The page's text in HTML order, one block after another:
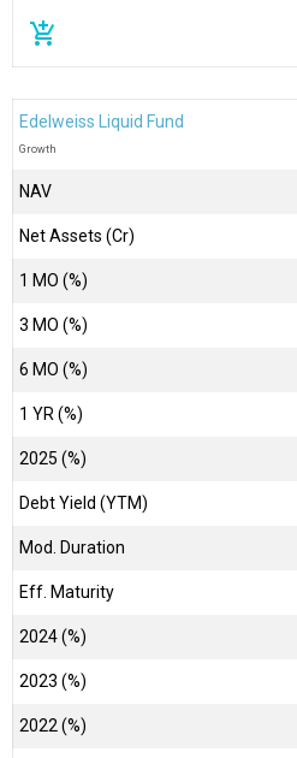
add_shopping_cart
Edelweiss Liquid Fund
Growth
NAV
Net Assets (Cr)
1 MO (%)
3 MO (%)
6 MO (%)
1 YR (%)
2025 (%)
Debt Yield (YTM)
Mod. Duration
Eff. Maturity
2024 (%)
2023 (%)
2022 (%)